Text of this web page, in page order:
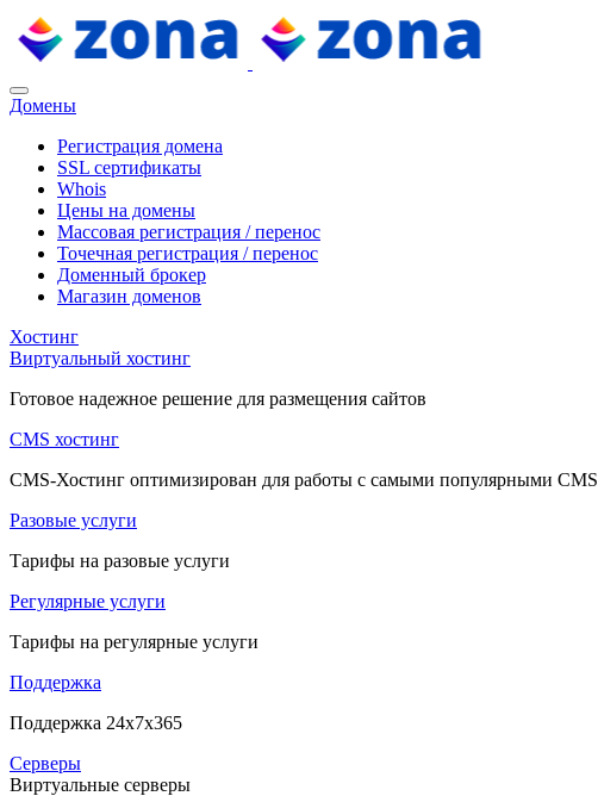
Домены
Регистрация домена
SSL сертификаты
Whois
Цены на домены
Массовая регистрация / перенос
Точечная регистрация / перенос
Доменный брокер
Магазин доменов
Хостинг
Виртуальный хостинг
Готовое надежное решение для размещения сайтов
CMS хостинг
CMS-Хостинг оптимизирован для работы с самыми популярными CMS
Разовые услуги
Тарифы на разовые услуги
Регулярные услуги
Тарифы на регулярные услуги
Поддержка
Поддержка 24x7x365
Серверы
Виртуальные серверы